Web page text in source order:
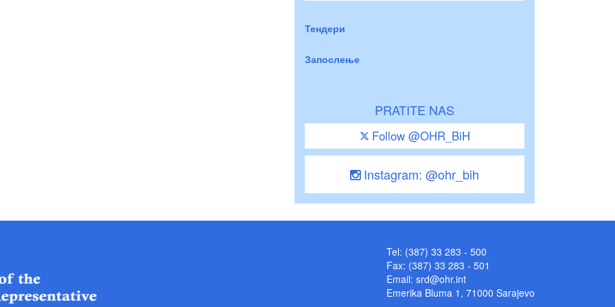
Тендери
Запослење
PRATITE NAS
Follow @OHR_BiH
Instagram: @ohr_bih
Tel: (387) 33 283 - 500
Fax: (387) 33 283 - 501
Email: srd@ohr.int
Emerika Bluma 1, 71000 Sarajevo